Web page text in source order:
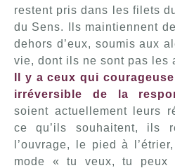
restent pris dans les filets
du Sens. Ils maintiennent
dehors d’eux, soumis aux
vie, dont ils ne sont pas les
Il y a ceux qui
irréversible de la
soient actuellement leurs
ce qu’ils souhaitent, ils
l’ouvrage, le pied à
mode « tu veux, tu peux